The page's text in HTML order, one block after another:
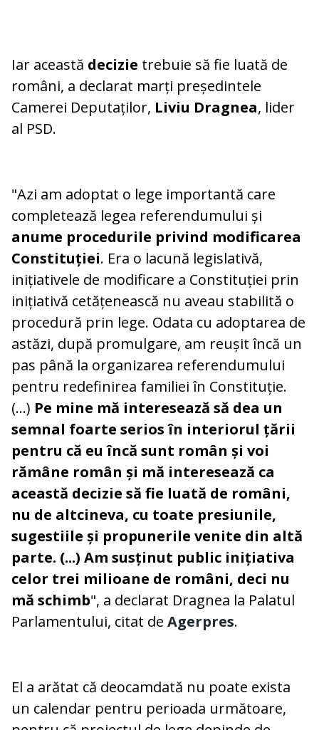
Iar această decizie trebuie să fie luată de
români, a declarat marți președintele
Camerei Deputaților, Liviu Dragnea, lider
al PSD.
"Azi am adoptat o lege importantă care
completează legea referendumului și
anume procedurile privind modificarea
Constituției. Era o lacună legislativă,
inițiativele de modificare a Constituției prin
inițiativă cetățenească nu aveau stabilită o
procedură prin lege. Odata cu adoptarea de
astăzi, după promulgare, am reușit încă un
pas până la organizarea referendumului
pentru redefinirea familiei în Constituție.
(...) Pe mine mă interesează să dea un
semnal foarte serios în interiorul țării
pentru că eu încă sunt român și voi
rămâne român și mă interesează ca
această decizie să fie luată de români,
nu de altcineva, cu toate presiunile,
sugestiile și propunerile venite din altă
parte. (...) Am susținut public inițiativa
celor trei milioane de români, deci nu
mă schimb", a declarat Dragnea la Palatul
Parlamentului, citat de Agerpres.
El a arătat că deocamdată nu poate exista
un calendar pentru perioada următoare,